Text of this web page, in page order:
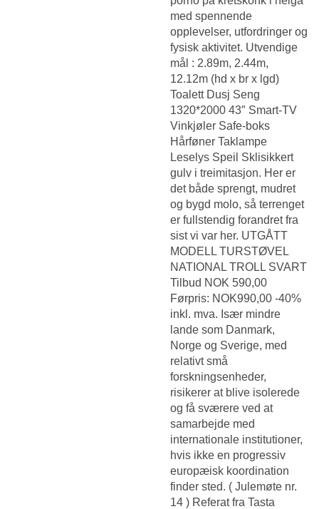
med spennende
opplevelser, utfordringer og
fysisk aktivitet. Utvendige
mål : 2.89m, 2.44m,
12.12m (hd x br x lgd)
Toalett Dusj Seng
1320*2000 43″ Smart-TV
Vinkjøler Safe-boks
Hårføner Taklampe
Leselys Speil Sklisikkert
gulv i treimitasjon. Her er
det både sprengt, mudret
og bygd molo, så terrenget
er fullstendig forandret fra
sist vi var her. UTGÅTT
MODELL TURSTØVEL
NATIONAL TROLL SVART
Tilbud NOK 590,00
Førpris: NOK990,00 -40%
inkl. mva. Især mindre
lande som Danmark,
Norge og Sverige, med
relativt små
forskningsenheder,
risikerer at blive isolerede
og få sværere ved at
samarbejde med
internationale institutioner,
hvis ikke en progressiv
europæisk koordination
finder sted. ( Julemøte nr.
14 ) Referat fra Tasta